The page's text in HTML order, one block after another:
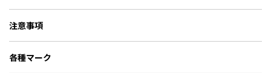
注意事項
各種マーク